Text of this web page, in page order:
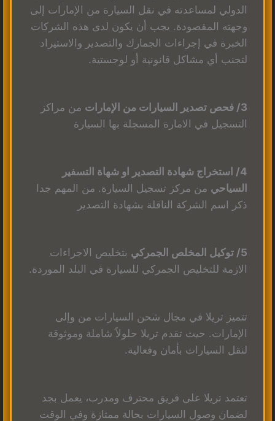
الدولي لمساعدته في نقل السيارة من الإمارات إلى
وجهته المقصودة. يجب أن يكون لدى هذه الشركات
الخبرة في إجراءات الجمارك والتصدير والاستيراد
لتجنب أي مشاكل قانونية أو لوجستية.
3/ فحص تصدير السيارات من الإمارات
من مراكز
التسجيل في الامارة المسجلة بها السيارة
4/ استخراج شهادة التصدير او شهاة التسفير
السياحي من مركز تسجيل السيارة. من المهم جدا
ذكر اسم الشركة الناقلة بشهادة التصدير
5/ توكيل المخلص الجمركي
بتخليص الاجراءات
الازمة للتخليص الجمركي للسيارة في البلد الموردة.
تتميز تريلا في مجال شحن السيارات من وإلى
الإمارات. حيث تقدم تريلا حلولاً شاملة وموثوقة
لنقل السيارات بأمان وفعالية.
تعتمد تريلا على فريق محترف ومدرب، يعمل بجد
لضمان وصول السيارات بحالة ممتازة وفي الوقت